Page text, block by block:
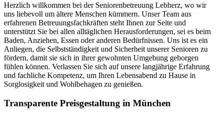
Herzlich willkommen bei der Seniorenbetreuung Lebherz, wo wir
uns liebevoll um ältere Menschen kümmern. Unser Team aus
erfahrenen Betreuungsfachkräften steht Ihnen zur Seite und
unterstützt Sie bei allen alltäglichen Herausforderungen, sei es beim
Baden, Anziehen, Essen oder anderen Bedürfnissen. Uns ist es ein
Anliegen, die Selbstständigkeit und Sicherheit unserer Senioren zu
fördern, damit sie sich in ihrer gewohnten Umgebung geborgen
fühlen können. Verlassen Sie sich auf unsere langjährige Erfahrung
und fachliche Kompetenz, um Ihren Lebensabend zu Hause in
Sorglosigkeit und Wohlbehagen zu genießen.
Transparente Preisgestaltung in München